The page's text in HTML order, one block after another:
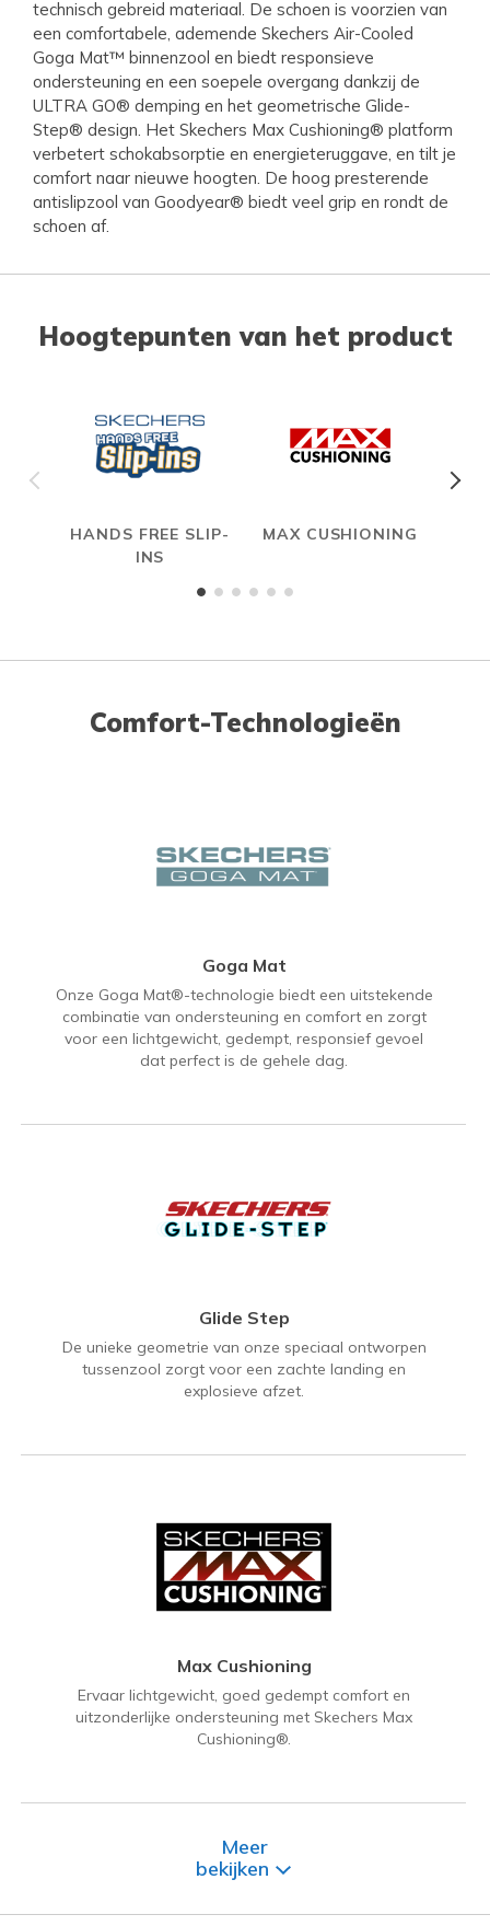
technisch gebreid materiaal. De schoen is voorzien van
een comfortabele, ademende Skechers Air-Cooled
Goga Mat™ binnenzool en biedt responsieve
ondersteuning en een soepele overgang dankzij de
ULTRA GO® demping en het geometrische Glide-
Step® design. Het Skechers Max Cushioning® platform
verbetert schokabsorptie en energieteruggave, en tilt je
comfort naar nieuwe hoogten. De hoog presterende
antislipzool van Goodyear® biedt veel grip en rondt de
schoen af.
Hoogtepunten van het product
HANDS FREE SLIP-
INS
MAX CUSHIONING
Comfort-Technologieën
Goga Mat
Onze Goga Mat®-technologie biedt een uitstekende
combinatie van ondersteuning en comfort en zorgt
voor een lichtgewicht, gedempt, responsief gevoel
dat perfect is de gehele dag.
Glide Step
De unieke geometrie van onze speciaal ontworpen
tussenzool zorgt voor een zachte landing en
explosieve afzet.
Max Cushioning
Ervaar lichtgewicht, goed gedempt comfort en
uitzonderlijke ondersteuning met Skechers Max
Cushioning®.
Meer
bekijken